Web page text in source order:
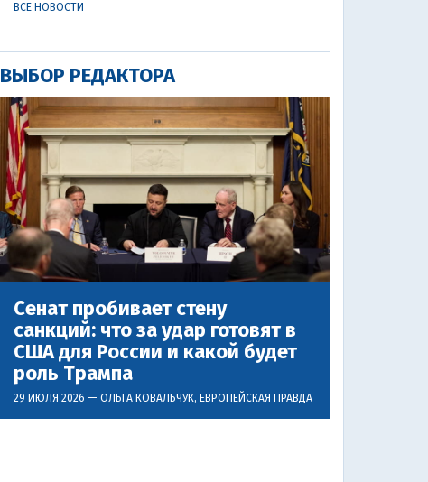
ВСЕ НОВОСТИ
ВЫБОР РЕДАКТОРА
Сенат пробивает стену
санкций: что за удар готовят в
США для России и какой будет
роль Трампа
29 ИЮЛЯ 2026 — ОЛЬГА КОВАЛЬЧУК, ЕВРОПЕЙСКАЯ ПРАВДА